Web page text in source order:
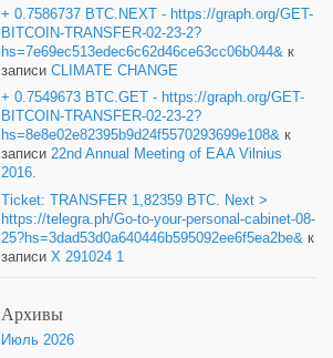
+ 0.7586737 BTC.NEXT - https://graph.org/GET-
BITCOIN-TRANSFER-02-23-2?
hs=7e69ec513edec6c62d46ce63cc06b044& к
записи CLIMATE CHANGE
+ 0.7549673 BTC.GET - https://graph.org/GET-
BITCOIN-TRANSFER-02-23-2?
hs=8e8e02e82395b9d24f5570293699e108& к
записи 22nd Annual Meeting of EAA Vilnius
2016.
Ticket: TRANSFER 1,82359 BTC. Next >
https://telegra.ph/Go-to-your-personal-cabinet-08-
25?hs=3dad53d0a640446b595092ee6f5ea2be& к
записи X 291024 1
Архивы
Июль 2026